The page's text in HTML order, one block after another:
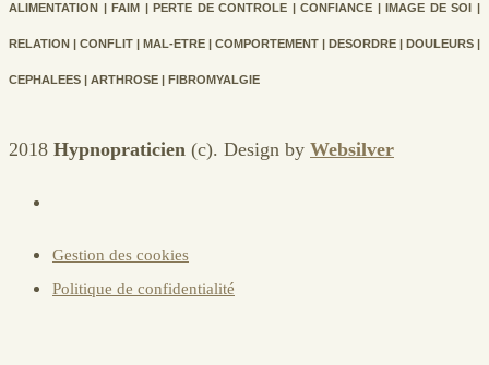
ALIMENTATION | FAIM | PERTE DE CONTROLE | CONFIANCE | IMAGE DE SOI |
RELATION | CONFLIT | MAL-ETRE | COMPORTEMENT | DESORDRE | DOULEURS |
CEPHALEES | ARTHROSE | FIBROMYALGIE
2018 Hypnopraticien (c). Design by Websilver
Gestion des cookies
Politique de confidentialité